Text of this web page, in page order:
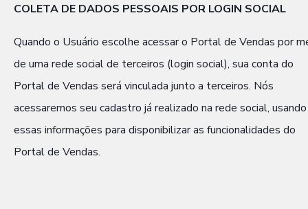
COLETA DE DADOS PESSOAIS POR LOGIN SOCIAL
Quando o Usuário escolhe acessar o Portal de Vendas por
de uma rede social de terceiros (login social), sua conta do
Portal de Vendas será vinculada junto a terceiros. Nós
acessaremos seu cadastro já realizado na rede social, usando
essas informações para disponibilizar as funcionalidades do
Portal de Vendas.